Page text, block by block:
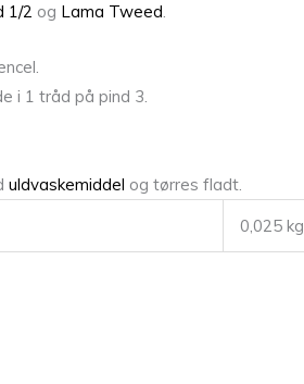
1/2 og Lama Tweed.
i 1 tråd på pind 3.
uldvaskemiddel og tørres fladt.
0,025 kg